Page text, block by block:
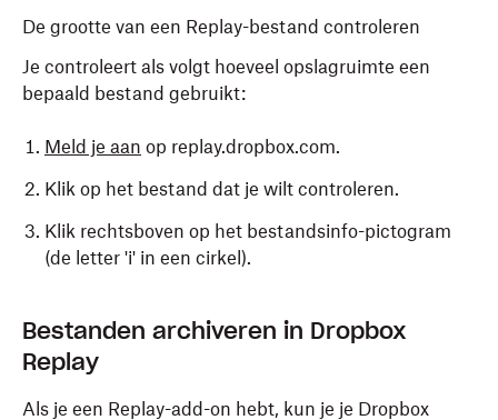
proxy's in één keer in een .zip- bestand.
De grootte van een Replay-bestand controleren
Je controleert als volgt hoeveel opslagruimte een
bepaald bestand gebruikt:
Meld je aan op replay.dropbox.com.
Klik op het bestand dat je wilt controleren.
Klik rechtsboven op het bestandsinfo-pictogram
(de letter 'i' in een cirkel).
Bestanden archiveren in Dropbox
Replay
Als je een Replay-add-on hebt, kun je je Dropbox